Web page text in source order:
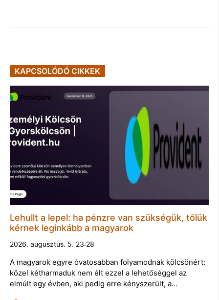
KAPCSOLÓDÓ CIKKEK
Lehullt a lepel: ha pénzre van szükségük, tőlük
kérnek leginkább a magyarok
2026. augusztus. 5. 23:28
A magyarok egyre óvatosabban folyamodnak kölcsönért:
közel kétharmaduk nem élt ezzel a lehetőséggel az
elmúlt egy évben, aki pedig erre kényszerült, a…